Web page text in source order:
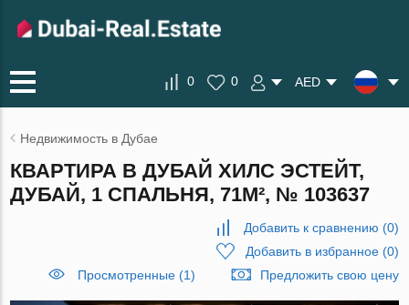
0 0 AED
Недвижимость в Дубае
КВАРТИРА В ДУБАЙ ХИЛС ЭСТЕЙТ,
ДУБАЙ, 1 СПАЛЬНЯ, 71М², № 103637
Добавить к сравнению (0)
Добавить в избранное(0)
Просмотренные (1)
Предложить свою цену